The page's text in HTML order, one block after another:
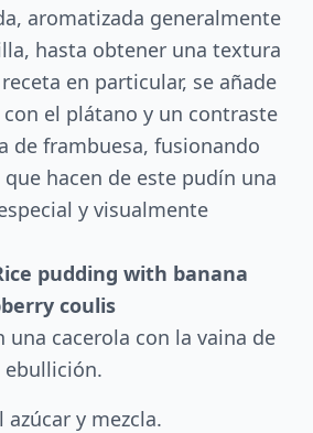
aromatizada generalmente
hasta obtener una textura
en particular, se añade
el plátano y un contraste
de frambuesa, fusionando
hacen de este pudín una
y visualmente
pudding with banana
coulis
una cacerola con la vaina de
ebullición.
y mezcla.